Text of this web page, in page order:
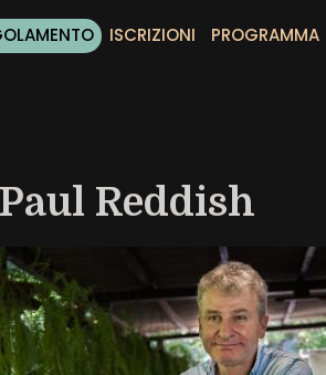
ISCRIZIONI PROGRAMMA
Reddish